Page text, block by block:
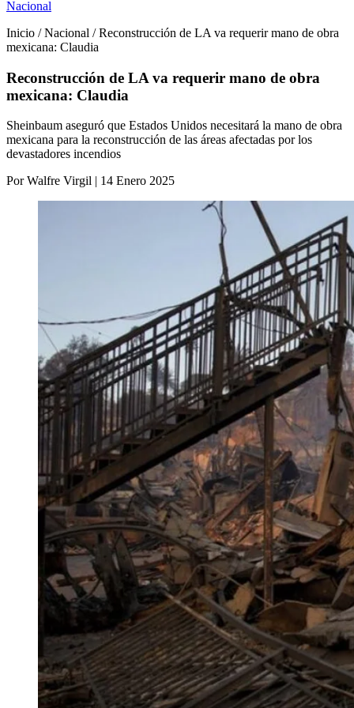
Nacional
Inicio / Nacional / Reconstrucción de LA va requerir mano de obra
mexicana: Claudia
Reconstrucción de LA va requerir mano de obra
mexicana: Claudia
Sheinbaum aseguró que Estados Unidos necesitará la mano de obra
mexicana para la reconstrucción de las áreas afectadas por los
devastadores incendios
Por Walfre Virgil | 14 Enero 2025